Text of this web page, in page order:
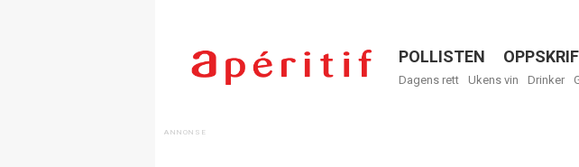
Menu
POLLISTEN
Dagens rett Ukens vin Drinker